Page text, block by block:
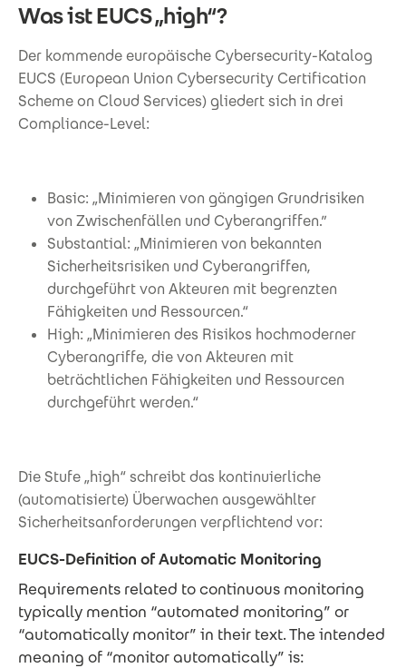
Was ist EUCS „high“?
Der kommende europäische Cybersecurity-Katalog
EUCS (European Union Cybersecurity Certification
Scheme on Cloud Services) gliedert sich in drei
Compliance-Level:
Basic: „Minimieren von gängigen Grundrisiken
von Zwischenfällen und Cyberangriffen.”
Substantial: „Minimieren von bekannten
Sicherheitsrisiken und Cyberangriffen,
durchgeführt von Akteuren mit begrenzten
Fähigkeiten und Ressourcen.“
High: „Minimieren des Risikos hochmoderner
Cyberangriffe, die von Akteuren mit
beträchtlichen Fähigkeiten und Ressourcen
durchgeführt werden.“
Die Stufe „high“ schreibt das kontinuierliche
(automatisierte) Überwachen ausgewählter
Sicherheitsanforderungen verpflichtend vor:
EUCS-Definition of Automatic Monitoring
Requirements related to continuous monitoring
typically mention “automated monitoring” or
“automatically monitor” in their text. The intended
meaning of “monitor automatically” is: